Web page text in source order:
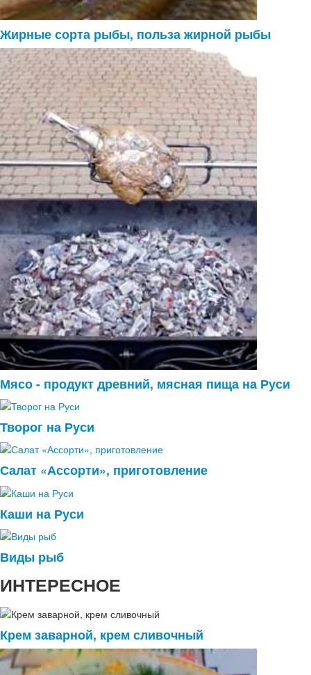
Жирные сорта рыбы, польза жирной рыбы
Мясо - продукт древний, мясная пища на Руси
Творог на Руси
Салат «Ассорти», приготовление
Каши на Руси
Виды рыб
ИНТЕРЕСНОЕ
Крем заварной, крем сливочный